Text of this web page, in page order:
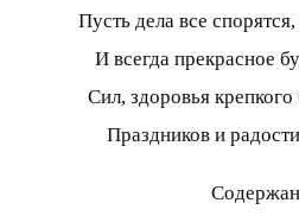
Пусть дела все
И всегда прекрасное
Сил, здоровья крепкого
Праздников и